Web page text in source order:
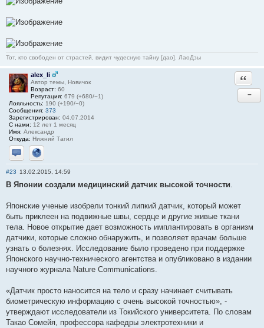
Тот, кто свободен от страстей, видит чудесную тайну [дао]. ЛаоДзы
alex_li
Автор темы, Новичок
Возраст: 60
Репутация: 679 (+680/−1)
Лояльность: 190 (+190/−0)
Сообщения: 373
Зарегистрирован: 04.07.2014
С нами: 12 лет 1 месяц
Имя: Александр
Откуда: Нижний Тагил
Отправить личное сообщение
Сайт
−
#23 13.02.2015, 14:59
В Японии создали медицинский датчик высокой точности.
Японские ученые изобрели тонкий липкий датчик, который может
быть приклеен на подвижные швы, сердце и другие живые ткани
тела. Новое открытие дает возможность имплантировать в организм
датчики, которые сложно обнаружить, и позволяет врачам больше
узнать о болезнях. Исследование было проведено при поддержке
Японского научно-технического агентства и опубликовано в издании
научного журнала Nature Communications.
«Датчик просто наносится на тело и сразу начинает считывать
биометрическую информацию с очень высокой точностью», -
утверждают исследователи из Токийского университета. По словам
Такао Сомейя, профессора кафедры электротехники и